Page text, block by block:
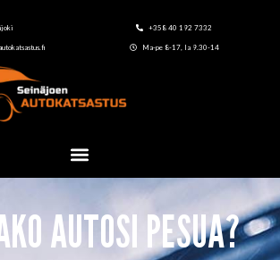
+358 40 192 7332
Ma-pe 8-17, la 9.30-14
AUTOSI PESUA?